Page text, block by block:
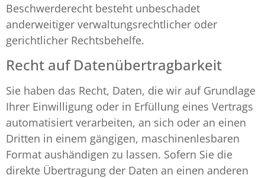
Beschwerderecht besteht unbeschadet
anderweitiger verwaltungsrechtlicher oder
gerichtlicher Rechtsbehelfe.
Recht auf Daten­übertrag­barkeit
Sie haben das Recht, Daten, die wir auf Grundlage
Ihrer Einwilligung oder in Erfüllung eines Vertrags
automatisiert verarbeiten, an sich oder an einen
Dritten in einem gängigen, maschinenlesbaren
Format aushändigen zu lassen. Sofern Sie die
direkte Übertragung der Daten an einen anderen